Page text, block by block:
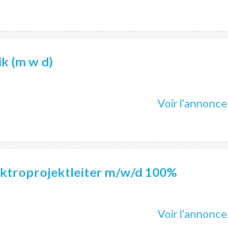
(m w d)
Voir l'annonce
m/w/d 100%
Voir l'annonce